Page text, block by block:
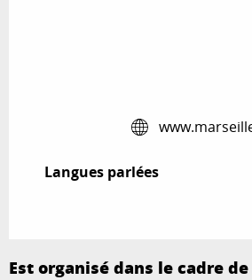
Langues parlées
Langues parlées
Est organisé dans le cadre de